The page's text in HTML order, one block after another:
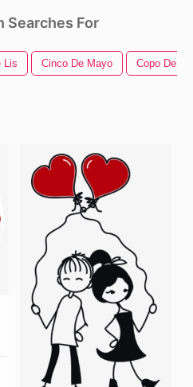
Searches For
Lis Cinco De Mayo Copo De